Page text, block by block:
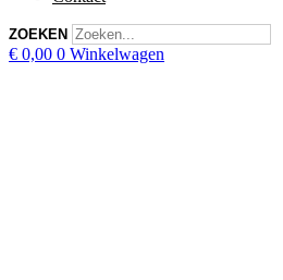
ZOEKEN
€ 0,00 0 Winkelwagen